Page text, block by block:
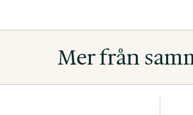
Mer från